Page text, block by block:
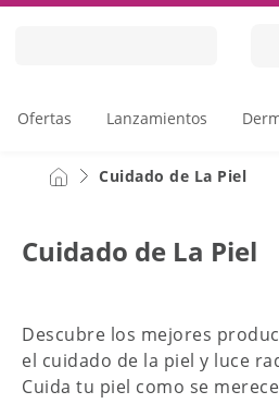
Skip
Ofertas Lanzamientos
Cuidado de La Piel
Cuidado de La Piel
Descubre los mejores
el cuidado de la piel y luce
Cuida tu piel como se